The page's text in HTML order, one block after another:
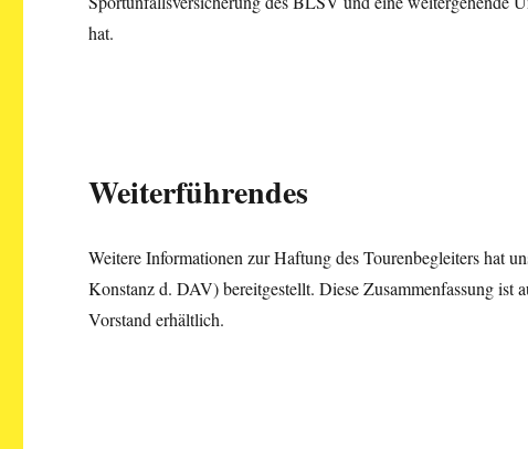
hat.
Weiterführendes
Weitere Informationen zur Haftung des Tourenbegleiters hat
Konstanz d. DAV) bereitgestellt. Diese Zusammenfassung
Vorstand erhältlich.